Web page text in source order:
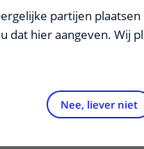
bij
partijen
dat hier aangeven. Wij
Nee, liever niet